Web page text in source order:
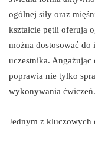
ogólnej siły oraz
kształcie pętli oferują
można dostosować
uczestnika. Angażując
poprawia nie tylko
wykonywania ćwiczeń.
Jednym z kluczowych